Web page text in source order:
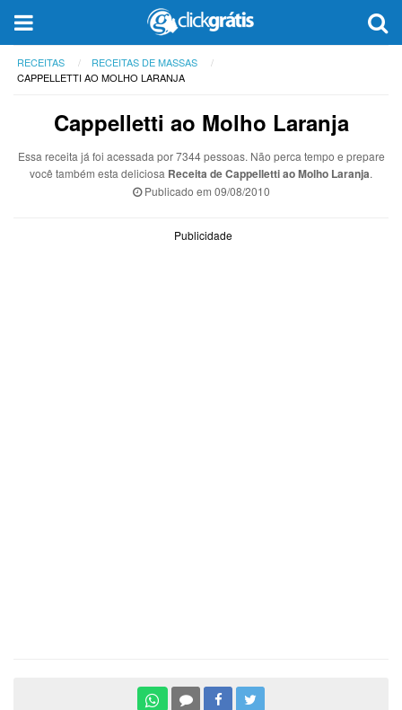
RECEITAS
RECEITAS DE MASSAS
CAPPELLETTI AO MOLHO LARANJA
Cappelletti ao Molho Laranja
Essa receita já foi acessada por 7344 pessoas. Não perca tempo e prepare
você também esta deliciosa Receita de Cappelletti ao Molho Laranja.
Publicado em 09/08/2010
Publicidade